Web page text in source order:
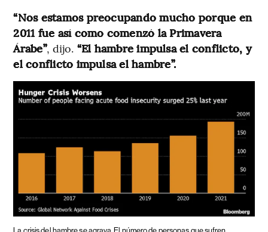
“Nos estamos preocupando mucho porque en
2011 fue así como comenzó la Primavera
Árabe”, dijo. “El hambre impulsa el conflicto, y
el conflicto impulsa el hambre”.